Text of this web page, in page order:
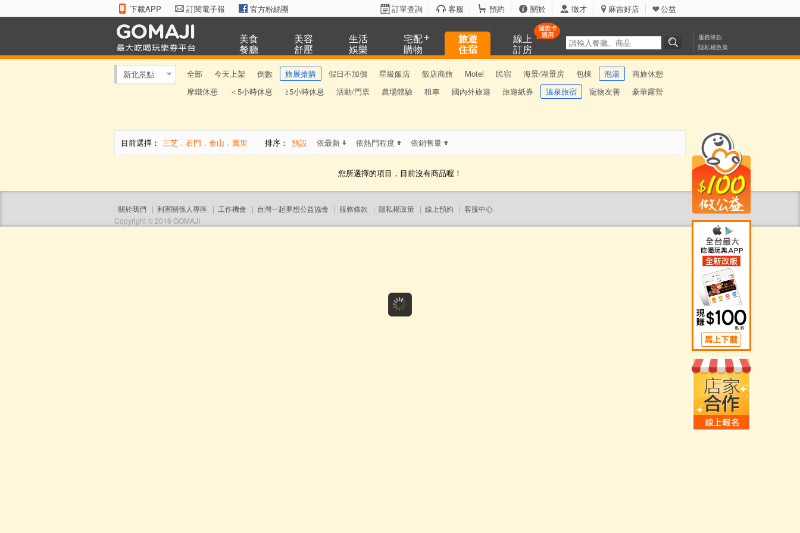
下載APP 訂閱電子報 官方粉絲團 訂單查詢 客服 預約 關於 徵才 麻吉好店 公益
美食
餐廳
美容
舒壓
生活
娛樂
宅配
購物
旅遊
住宿
線上
訂房
服務條款
隱私權政策
新北景點 全部 今天上架 倒數 旅展搶購 假日不加價 星級飯店 飯店商旅 Motel 民宿 海景/湖景房 包棟 泡湯
商旅休憩
摩鐵休憩
＜5小時休息 ≥5小時休息 活動/門票 農場體驗 租車 國內外旅遊 旅遊紙券 溫泉旅宿 寵物友善 豪華露營
目前選擇： 三芝．石門．金山．萬里 排序： 預設 依最新 依熱門程度 依銷售量
您所選擇的項目，目前沒有商品喔！
關於我們 | 利害關係人專區 | 工作機會 | 台灣一起夢想公益協會 | 服務條款 | 隱私權政策 | 線上預約 | 客服中心
Copyright © 2016 GOMAJI